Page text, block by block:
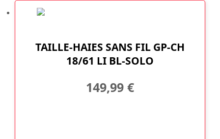
TAILLE-HAIES SANS FIL GP-CH
18/61 LI BL-SOLO
149,99 €